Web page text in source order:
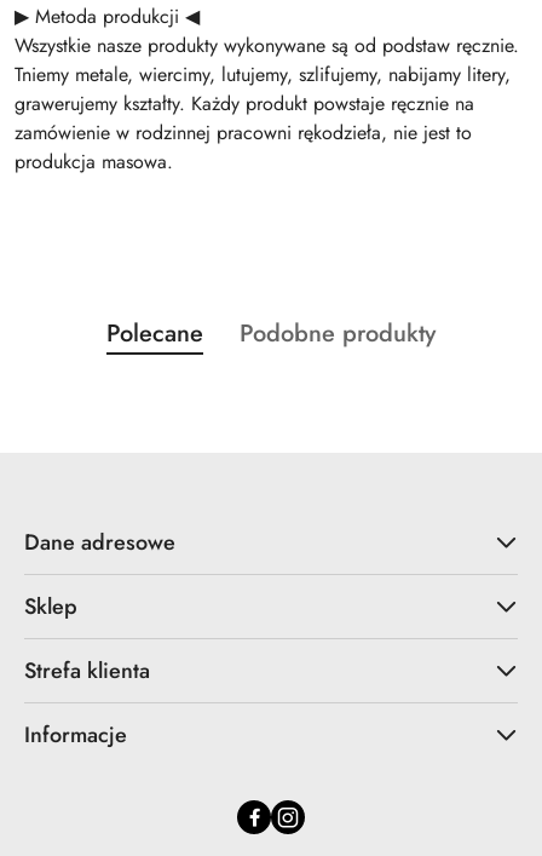
▶ Metoda produkcji ◀
Wszystkie nasze produkty wykonywane są od podstaw ręcznie.
Tniemy metale, wiercimy, lutujemy, szlifujemy, nabijamy litery,
grawerujemy kształty. Każdy produkt powstaje ręcznie na
zamówienie w rodzinnej pracowni rękodzieła, nie jest to
produkcja masowa.
Pomiń karuzelę produktów
Produkty
o
Polecane
Produkty
Podobne produkty
Dane adresowe
Sklep
Strefa klienta
Informacje